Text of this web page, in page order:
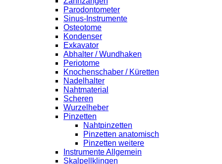
Parodontometer
Sinus-Instrumente
Osteotome
Kondenser
Exkavator
Abhalter / Wundhaken
Periotome
Knochenschaber / Küretten
Nadelhalter
Nahtmaterial
Scheren
Wurzelheber
Pinzetten
Nahtpinzetten
Pinzetten anatomisch
Pinzetten weitere
Instrumente Allgemein
Skalpellklingen